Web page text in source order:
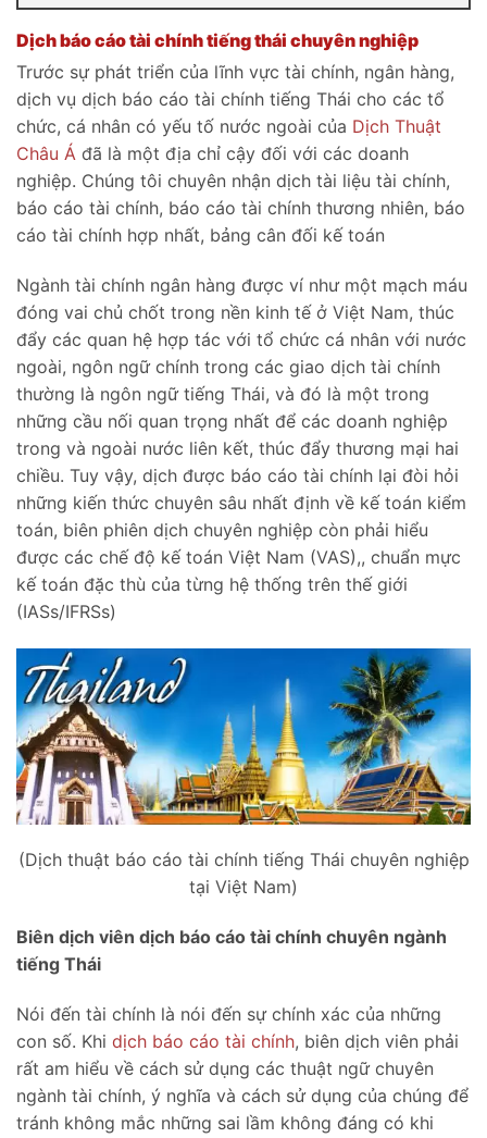
Dịch báo cáo tài chính tiếng thái chuyên nghiệp
Trước sự phát triển của lĩnh vực tài chính, ngân hàng,
dịch vụ dịch báo cáo tài chính tiếng Thái cho các tổ
chức, cá nhân có yếu tố nước ngoài của Dịch Thuật
Châu Á đã là một địa chỉ cậy đối với các doanh
nghiệp. Chúng tôi chuyên nhận dịch tài liệu tài chính,
báo cáo tài chính, báo cáo tài chính thương nhiên, báo
cáo tài chính hợp nhất, bảng cân đối kế toán
Ngành tài chính ngân hàng được ví như một mạch máu
đóng vai chủ chốt trong nền kinh tế ở Việt Nam, thúc
đẩy các quan hệ hợp tác với tổ chức cá nhân với nước
ngoài, ngôn ngữ chính trong các giao dịch tài chính
thường là ngôn ngữ tiếng Thái, và đó là một trong
những cầu nối quan trọng nhất để các doanh nghiệp
trong và ngoài nước liên kết, thúc đẩy thương mại hai
chiều. Tuy vậy, dịch được báo cáo tài chính lại đòi hỏi
những kiến thức chuyên sâu nhất định về kế toán kiểm
toán, biên phiên dịch chuyên nghiệp còn phải hiểu
được các chế độ kế toán Việt Nam (VAS),, chuẩn mực
kế toán đặc thù của từng hệ thống trên thế giới
(IASs/IFRSs)
(Dịch thuật báo cáo tài chính tiếng Thái chuyên nghiệp
tại Việt Nam)
Biên dịch viên dịch báo cáo tài chính chuyên ngành
tiếng Thái
Nói đến tài chính là nói đến sự chính xác của những
con số. Khi dịch báo cáo tài chính, biên dịch viên phải
rất am hiểu về cách sử dụng các thuật ngữ chuyên
ngành tài chính, ý nghĩa và cách sử dụng của chúng để
tránh không mắc những sai lầm không đáng có khi